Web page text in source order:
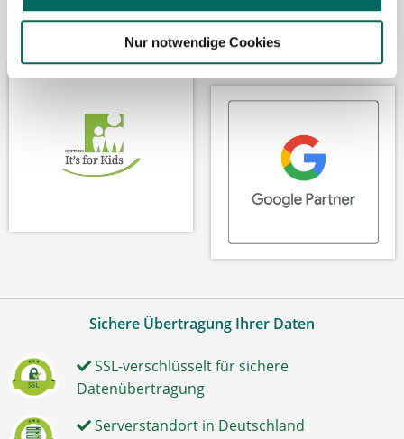
Nur notwendige Cookies
Wir fördern
Wir sind Google-
Partner
Sichere Übertragung Ihrer Daten
SSL-verschlüsselt für sichere
Datenübertragung
Serverstandort in Deutschland